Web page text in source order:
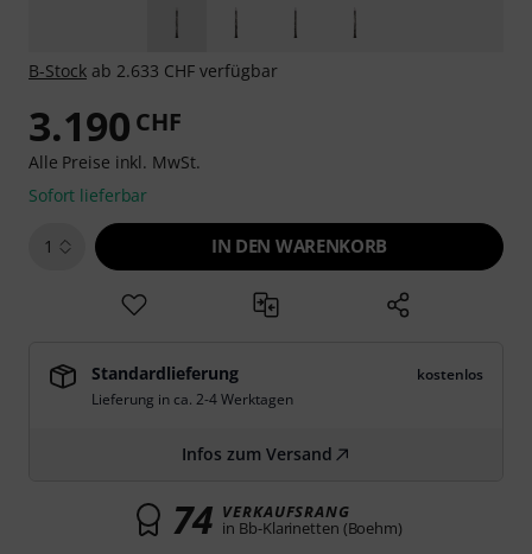
B-Stock ab 2.633 CHF verfügbar
3.190 CHF
Alle Preise inkl. MwSt.
Sofort lieferbar
1 IN DEN WARENKORB
Standardlieferung
kostenlos
Lieferung in ca. 2-4 Werktagen
Infos zum Versand
74 VERKAUFSRANG
in Bb-Klarinetten (Boehm)